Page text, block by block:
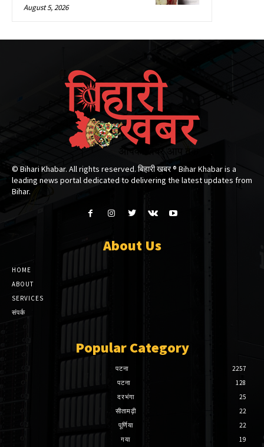
August 5, 2026
© Bihari Khabar. All rights reserved. बिहारी खबर ®​ Bihar Khabar is a
leading news portal dedicated to delivering the latest updates from
Bihar.
About Us
HOME
ABOUT
SERVICES
संपर्क
Popular Category
पटना
2257
पटना
128
दरभंगा
25
सीतामढ़ी
22
पूर्णिया
22
गया
19